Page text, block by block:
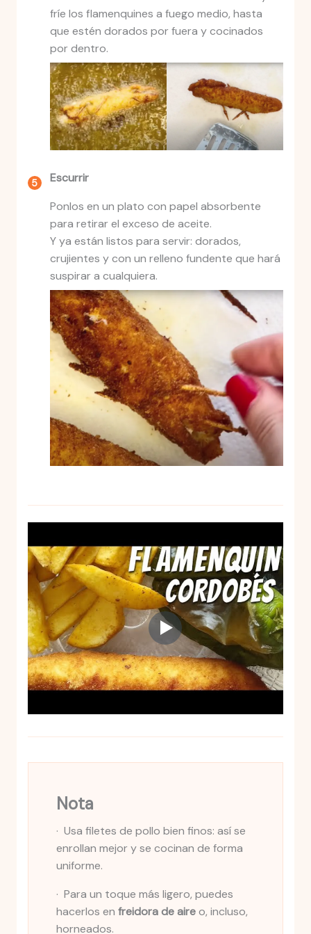
fríe los flamenquines a fuego medio, hasta
que estén dorados por fuera y cocinados
por dentro.
Escurrir
Ponlos en un plato con papel absorbente
para retirar el exceso de aceite.
Y ya están listos para servir: dorados,
crujientes y con un relleno fundente que hará
suspirar a cualquiera.
Nota
· Usa filetes de pollo bien finos: así se
enrollan mejor y se cocinan de forma
uniforme.
· Para un toque más ligero, puedes
hacerlos en freidora de aireo, incluso,
horneados.